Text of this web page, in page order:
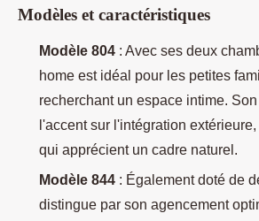
Modèles et caractéristiques
Modèle 804 : Avec ses deux
home est idéal pour les petites
recherchant un espace intime.
l'accent sur l'intégration
qui apprécient un cadre naturel.
Modèle 844 : Également doté de
distingue par son agencement